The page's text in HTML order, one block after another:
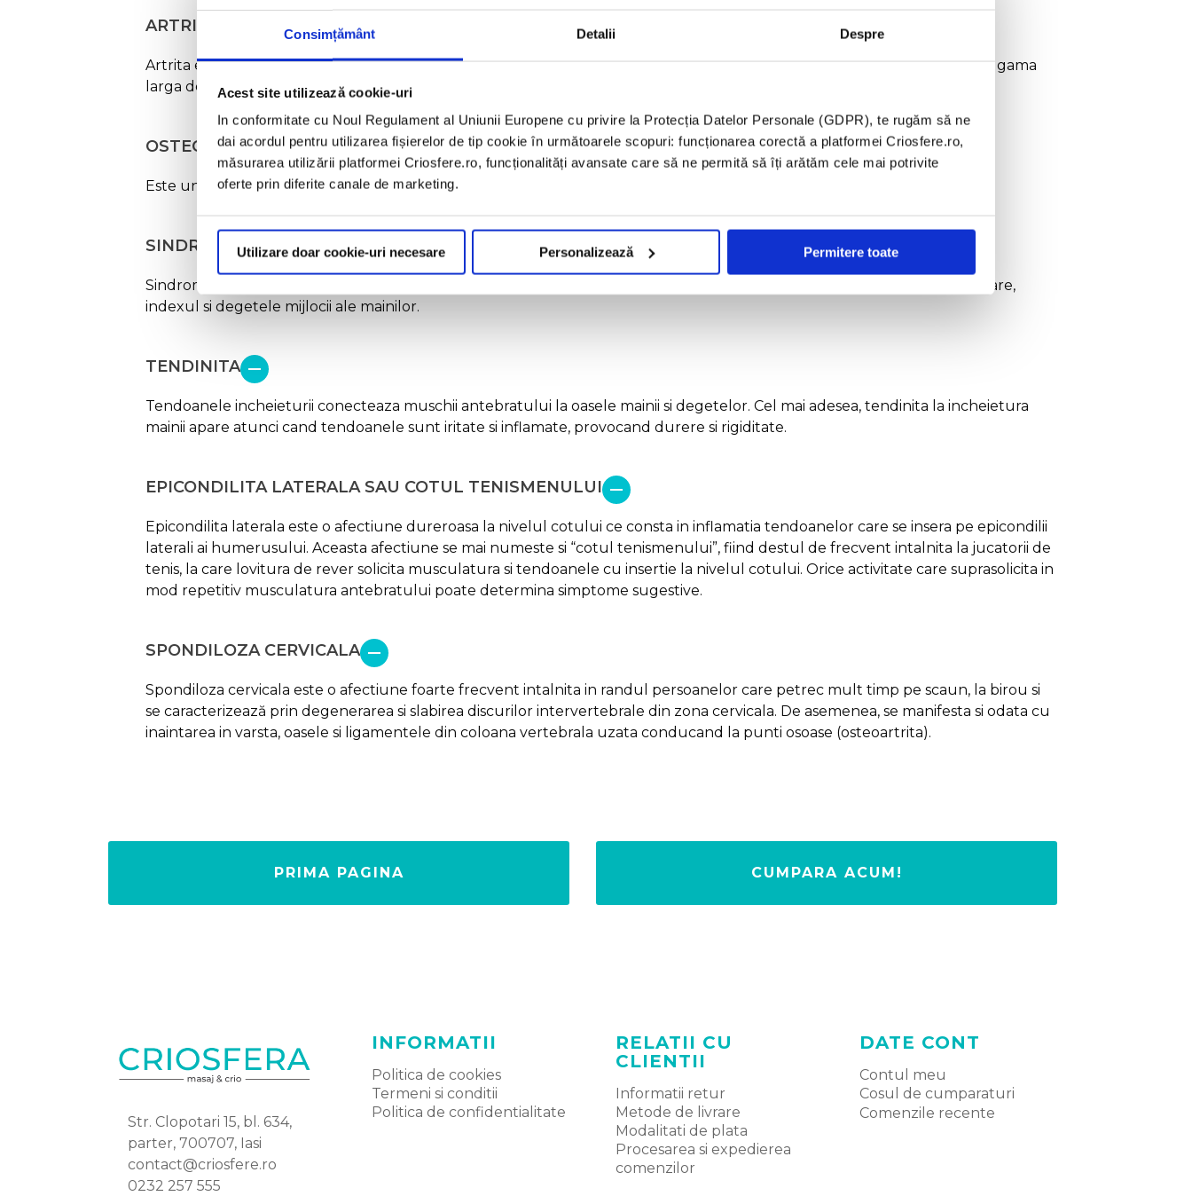
Consimțământ Detalii Despre
Acest site utilizează cookie-uri
In conformitate cu Noul Regulament al Uniunii Europene cu privire la Protecția Datelor Personale (GDPR), te rugăm să ne
dai acordul pentru utilizarea fișierelor de tip cookie în următoarele scopuri: funcționarea corectă a platformei Criosfere.ro,
măsurarea utilizării platformei Criosfere.ro, funcționalități avansate care să ne permită să îți arătăm cele mai potrivite
oferte prin diferite canale de marketing.
Utilizare doar cookie-uri necesare Personalizează Permitere toate
ARTRITA
Artrita este un termen general utilizat pentru orice afectiune articulara care prezinta inflamatie. Artrita poate provoca o gama
larga de simptome, cum ar fi functia si durerea limitata la nivelul articulatiilor, rigiditatea si inflamarea acestora.
OSTEOARTRITA
Este un tip de artrita care apare atunci cand tesutul flexibil de la capetele oaselor se uzeaza.
SINDROMUL DE TUNEL CARPIAN
Sindromul de tunel carpian rezulta din iritarea nervului median de la incheietura mainii. De obicei, afecteaza degetul mare,
indexul si degetele mijlocii ale mainilor.
TENDINITA
Tendoanele incheieturii conecteaza muschii antebratului la oasele mainii si degetelor. Cel mai adesea, tendinita la incheietura
mainii apare atunci cand tendoanele sunt iritate si inflamate, provocand durere si rigiditate.
EPICONDILITA LATERALA SAU COTUL TENISMENULUI
Epicondilita laterala este o afectiune dureroasa la nivelul cotului ce consta in inflamatia tendoanelor care se insera pe epicondilii
laterali ai humerusului. Aceasta afectiune se mai numeste si “cotul tenismenului”, fiind destul de frecvent intalnita la jucatorii de
tenis, la care lovitura de rever solicita musculatura si tendoanele cu insertie la nivelul cotului. Orice activitate care suprasolicita in
mod repetitiv musculatura antebratului poate determina simptome sugestive.
SPONDILOZA CERVICALA
Spondiloza cervicala este o afectiune foarte frecvent intalnita in randul persoanelor care petrec mult timp pe scaun, la birou si
se caracterizează prin degenerarea si slabirea discurilor intervertebrale din zona cervicala. De asemenea, se manifesta si odata cu
inaintarea in varsta, oasele si ligamentele din coloana vertebrala uzata conducand la punti osoase (osteoartrita).
PRIMA PAGINA CUMPARA ACUM!
Str. Clopotari 15, bl. 634,
parter, 700707, Iasi
contact@criosfere.ro
0232 257 555
INFORMATII
Politica de cookies
Termeni si conditii
Politica de confidentialitate
RELATII CU
CLIENTII
Informatii retur
Metode de livrare
Modalitati de plata
Procesarea si expedierea
comenzilor
DATE CONT
Contul meu
Cosul de cumparaturi
Comenzile recente